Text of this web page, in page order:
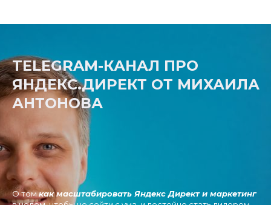
TELEGRAM-КАНАЛ ПРО
ЯНДЕКС.ДИРЕКТ ОТ МИХАИЛА
АНТОНОВА
О томкак масштабировать Яндекс Директ и маркетинг